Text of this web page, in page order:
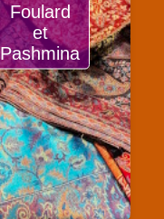
Foulard
et
Pashmina